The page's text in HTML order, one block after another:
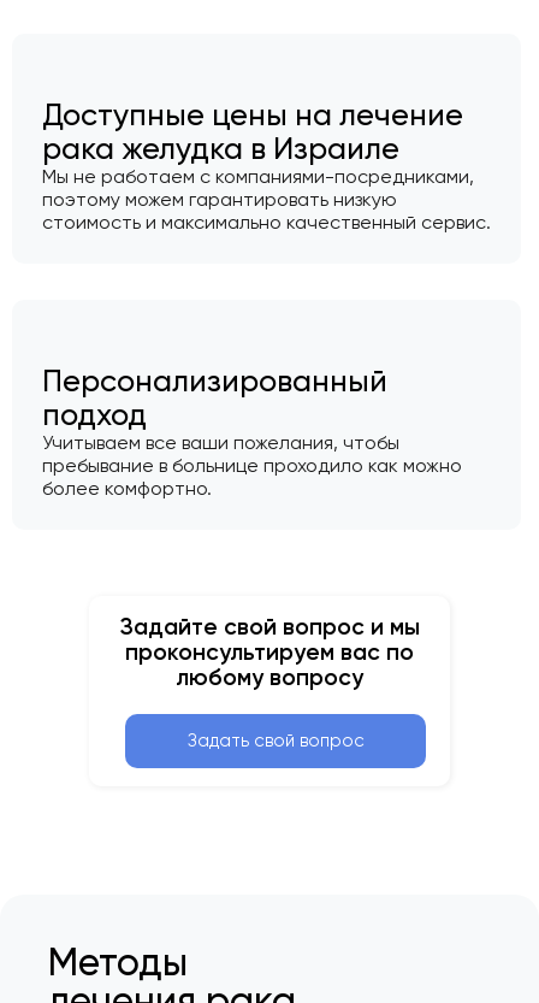
Доступные цены на лечение
рака желудка в Израиле
Мы не работаем с компаниями-посредниками,
поэтому можем гарантировать низкую
стоимость и максимально качественный сервис.
Персонализированный
подход
Учитываем все ваши пожелания, чтобы
пребывание в больнице проходило как можно
более комфортно.
Задайте свой вопрос и мы
проконсультируем вас по
любому вопросу
Задать свой вопрос
Методы